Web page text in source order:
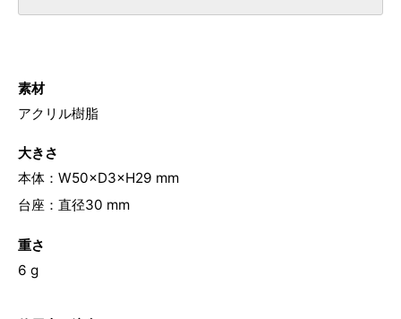
素材
アクリル樹脂
大きさ
本体：W50×D3×H29 mm
台座：直径30 mm
重さ
6 g